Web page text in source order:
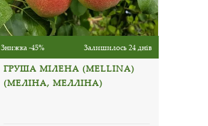
Знижка -45% Залишилось 24 днів
ГРУША МІЛЕНА (MELLINA)
(МЕЛІНА, МЕЛЛІНА)